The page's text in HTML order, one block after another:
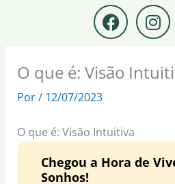
F
a
c
e
b
k
I
n
s
t
a
m
O que é: Visão
Por/ 12/07/2023
O que é: Visão Intuitiva
Chegou a Hora de
Sonhos!